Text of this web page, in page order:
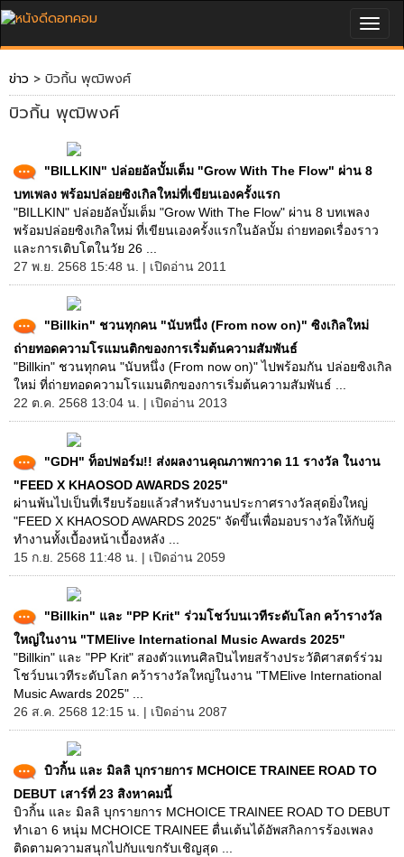
ข่าว > บิวกิ้น พุฒิพงศ์
บิวกิ้น พุฒิพงศ์
"BILLKIN" ปล่อยอัลบั้มเต็ม "Grow With The Flow" ผ่าน 8
บทเพลง พร้อมปล่อยซิงเกิลใหม่ที่เขียนเองครั้งแรก
"BILLKIN" ปล่อยอัลบั้มเต็ม "Grow With The Flow" ผ่าน 8 บทเพลง
พร้อมปล่อยซิงเกิลใหม่ ที่เขียนเองครั้งแรกในอัลบั้ม ถ่ายทอดเรื่องราว
และการเติบโตในวัย 26 ...
27 พ.ย. 2568 15:48 น. | เปิดอ่าน 2011
"Billkin" ชวนทุกคน "นับหนึ่ง (From now on)" ซิงเกิลใหม่
ถ่ายทอดความโรแมนติกของการเริ่มต้นความสัมพันธ์
"Billkin" ชวนทุกคน "นับหนึ่ง (From now on)" ไปพร้อมกัน ปล่อยซิงเกิล
ใหม่ ที่ถ่ายทอดความโรแมนติกของการเริ่มต้นความสัมพันธ์ ...
22 ต.ค. 2568 13:04 น. | เปิดอ่าน 2013
"GDH" ท็อปฟอร์ม!! ส่งผลงานคุณภาพกวาด 11 รางวัล ในงาน
"FEED X KHAOSOD AWARDS 2025"
ผ่านพ้นไปเป็นที่เรียบร้อยแล้วสำหรับงานประกาศรางวัลสุดยิ่งใหญ่
"FEED X KHAOSOD AWARDS 2025" จัดขึ้นเพื่อมอบรางวัลให้กับผู้
ทำงานทั้งเบื้องหน้าเบื้องหลัง ...
15 ก.ย. 2568 11:48 น. | เปิดอ่าน 2059
"Billkin" และ "PP Krit" ร่วมโชว์บนเวทีระดับโลก คว้ารางวัล
ใหญ่ในงาน "TMElive International Music Awards 2025"
"Billkin" และ "PP Krit" สองตัวแทนศิลปินไทยสร้างประวัติศาสตร์ร่วม
โชว์บนเวทีระดับโลก คว้ารางวัลใหญ่ในงาน "TMElive International
Music Awards 2025" ...
26 ส.ค. 2568 12:15 น. | เปิดอ่าน 2087
บิวกิ้น และ มิลลิ บุกรายการ MCHOICE TRAINEE ROAD TO
DEBUT เสาร์ที่ 23 สิงหาคมนี้
บิวกิ้น และ มิลลิ บุกรายการ MCHOICE TRAINEE ROAD TO DEBUT
ทำเอา 6 หนุ่ม MCHOICE TRAINEE ตื่นเต้นได้อัพสกิลการร้องเพลง
ติดตามความสนุกไปกับแขกรับเชิญสุด ...